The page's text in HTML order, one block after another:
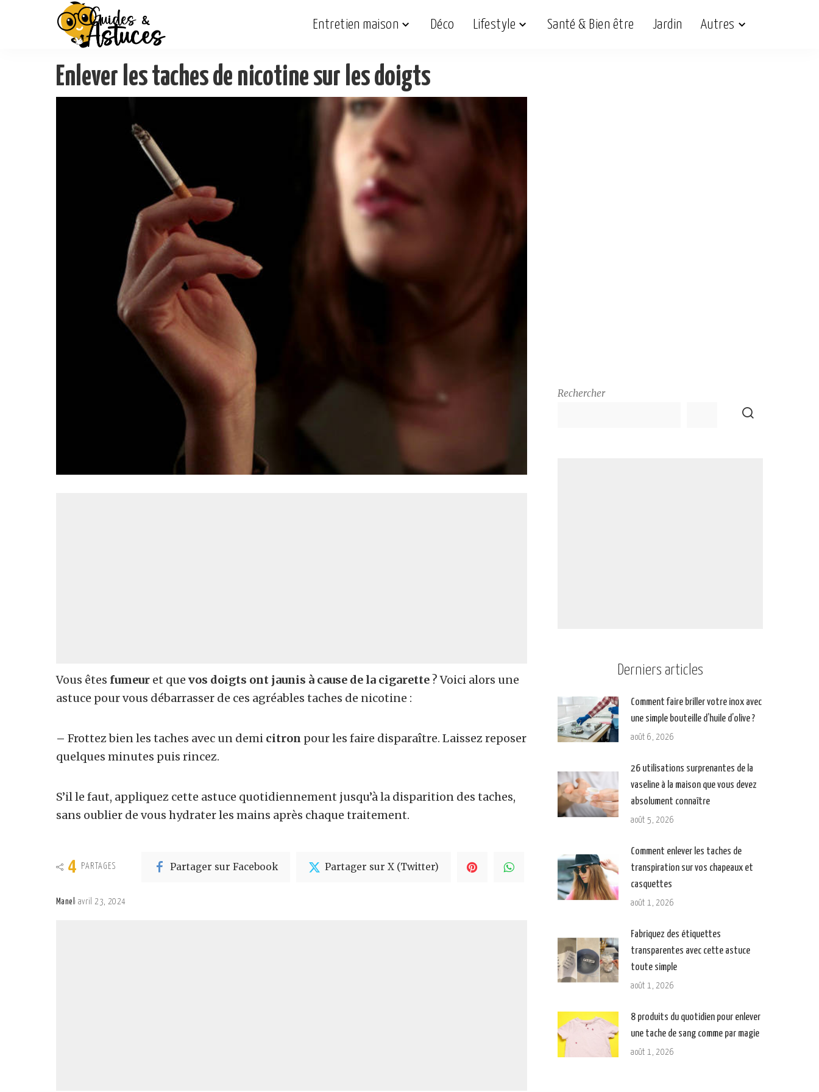
Entretien maison Déco Lifestyle Santé & Bien être Jardin Autres
Enlever les taches de nicotine sur les doigts
Vous êtes fumeur et que vos doigts ont jaunis à cause de la cigarette ? Voici alors une
astuce pour vous débarrasser de ces agréables taches de nicotine :
– Frottez bien les taches avec un demi citron pour les faire disparaître. Laissez reposer
quelques minutes puis rincez.
S’il le faut, appliquez cette astuce quotidiennement jusqu’à la disparition des taches,
sans oublier de vous hydrater les mains après chaque traitement.
4 PARTAGES Partager sur Facebook Partager sur X (Twitter)
Manel avril 23, 2024
Rechercher
Derniers articles
Comment faire briller votre inox avec
une simple bouteille d’huile d’olive ?
août 6, 2026
26 utilisations surprenantes de la
vaseline à la maison que vous devez
absolument connaître
août 5, 2026
Comment enlever les taches de
transpiration sur vos chapeaux et
casquettes
août 1, 2026
Fabriquez des étiquettes
transparentes avec cette astuce
toute simple
août 1, 2026
8 produits du quotidien pour enlever
une tache de sang comme par magie
août 1, 2026